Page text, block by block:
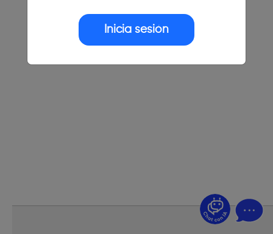
Inicia sesión